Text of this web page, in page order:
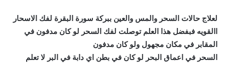
لعلاج حالات السحر والمس والعين ببركة سورة البقرة لفك الاسحار
االقويه فبفضل هذا العلم توصلت لفك السحر لو كان مدفون في
المقابر في مكان مجهول ولو كان مدفون
السحر في اعماق البحر لو كان في بطن اي دابة في البر لا تعلم